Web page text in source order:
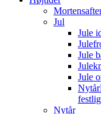
Jul
Jule
Jule
Jule
Nytår
Nytår